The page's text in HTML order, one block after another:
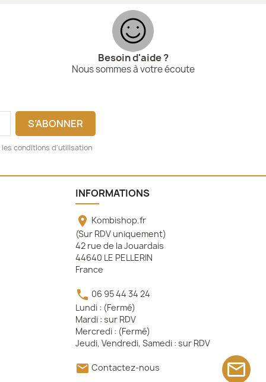
Besoin d'aide ?
Nous sommes à votre écoute
les conditions d'utilisation
INFORMATIONS
 Kombishop.fr
(Sur RDV uniquement)
42 rue de la Jouardais
44640 LE PELLERIN
France
 06 95 44 34 24
Lundi : (Fermé)
Mardi : sur RDV
Mercredi : (Fermé)
Jeudi, Vendredi, Samedi : sur RDV
 Contactez-nous mail_outline